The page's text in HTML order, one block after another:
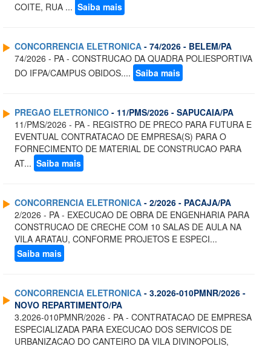
COITE, RUA ... Saiba mais
CONCORRENCIA ELETRONICA - 74/2026 - BELEM/PA
74/2026 - PA - CONSTRUCAO DA QUADRA POLIESPORTIVA
DO IFPA/CAMPUS OBIDOS.... Saiba mais
PREGAO ELETRONICO - 11/PMS/2026 - SAPUCAIA/PA
11/PMS/2026 - PA - REGISTRO DE PRECO PARA FUTURA E
EVENTUAL CONTRATACAO DE EMPRESA(S) PARA O
FORNECIMENTO DE MATERIAL DE CONSTRUCAO PARA
AT... Saiba mais
CONCORRENCIA ELETRONICA - 2/2026 - PACAJA/PA
2/2026 - PA - EXECUCAO DE OBRA DE ENGENHARIA PARA
CONSTRUCAO DE CRECHE COM 10 SALAS DE AULA NA
VILA ARATAU, CONFORME PROJETOS E ESPECI...
Saiba mais
CONCORRENCIA ELETRONICA - 3.2026-010PMNR/2026 -
NOVO REPARTIMENTO/PA
3.2026-010PMNR/2026 - PA - CONTRATACAO DE EMPRESA
ESPECIALIZADA PARA EXECUCAO DOS SERVICOS DE
URBANIZACAO DO CANTEIRO DA VILA DIVINOPOLIS,